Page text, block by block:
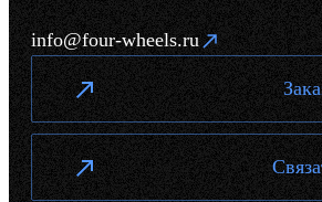
info@four-wheels.ru